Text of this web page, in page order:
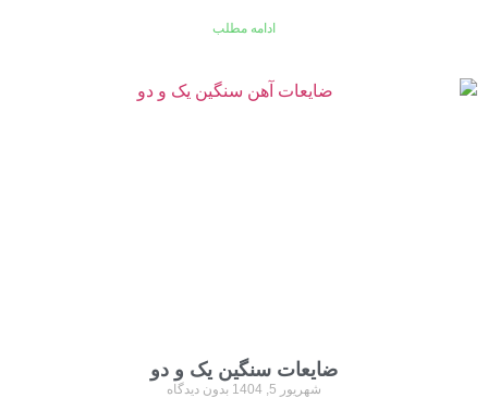
ادامه مطلب
ضایعات سنگین یک و دو
شهریور 5, 1404 بدون دیدگاه